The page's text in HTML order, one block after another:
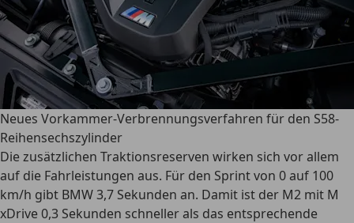
Neues Vorkammer-Verbrennungsverfahren für den S58-
Reihensechszylinder
Die zusätzlichen Traktionsreserven wirken sich vor allem
auf die Fahrleistungen aus. Für den Sprint von 0 auf 100
km/h gibt BMW 3,7 Sekunden an. Damit ist der M2 mit M
xDrive 0,3 Sekunden schneller als das entsprechende